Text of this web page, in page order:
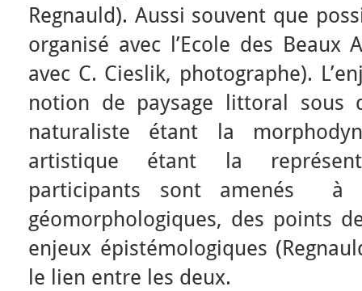
Regnauld). Aussi souvent que
organisé avec l’Ecole des Beaux
avec C. Cieslik, photographe).
notion de paysage littoral sous
naturaliste étant la
artistique étant la
participants sont amenés à
géomorphologiques, des points
enjeux épistémologiques
le lien entre les deux.